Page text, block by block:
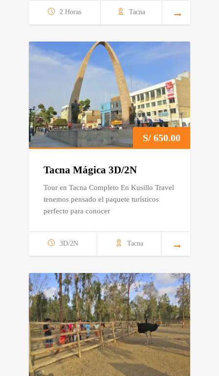
2 Horas Tacna
S/ 650.00
Tacna Mágica 3D/2N
Tour en Tacna Completo En Kusillo Travel
tenemos pensado el paquete turísticos
perfecto para conocer
3D/2N Tacna